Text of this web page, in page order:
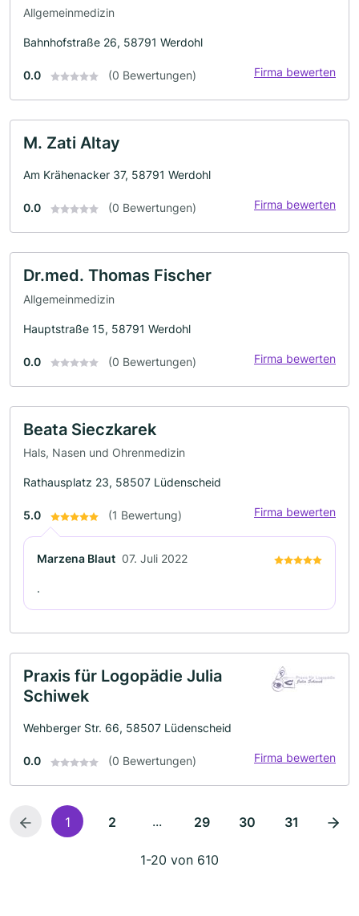
Allgemeinmedizin
Bahnhofstraße 26, 58791 Werdohl
0.0 (0 Bewertungen) Firma bewerten
M. Zati Altay
Am Krähenacker 37, 58791 Werdohl
0.0 (0 Bewertungen) Firma bewerten
Dr.med. Thomas Fischer
Allgemeinmedizin
Hauptstraße 15, 58791 Werdohl
0.0 (0 Bewertungen) Firma bewerten
Beata Sieczkarek
Hals, Nasen und Ohrenmedizin
Rathausplatz 23, 58507 Lüdenscheid
5.0 (1 Bewertung) Firma bewerten
Marzena Blaut 07. Juli 2022
.
Praxis für Logopädie Julia
Schiwek
Wehberger Str. 66, 58507 Lüdenscheid
0.0 (0 Bewertungen) Firma bewerten
1 2 ... 29 30 31
1-20 von 610